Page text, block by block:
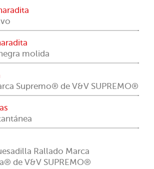
molida
Supremo® de V&V SUPREMO®
Rallado Marca
de V&V SUPREMO®